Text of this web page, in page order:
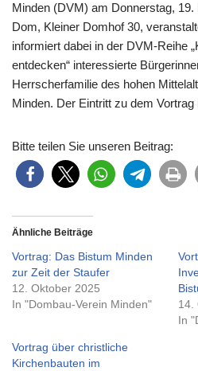
Minden (DVM) am Donnerstag,
Dom, Kleiner Domhof 30,
informiert dabei in der DVM-Reihe
entdecken“ interessierte
Herrscherfamilie des hohen
Minden. Der Eintritt zu dem Vortrag
Bitte teilen Sie unseren Beitrag:
Ähnliche Beiträge
Vortrag: Das Bistum Minden
zur Zeit der Staufer
12. Oktober 2025
In "Dombau-Verein Minden"
14.
In
Vortrag über christliche
Kirchenbauten im